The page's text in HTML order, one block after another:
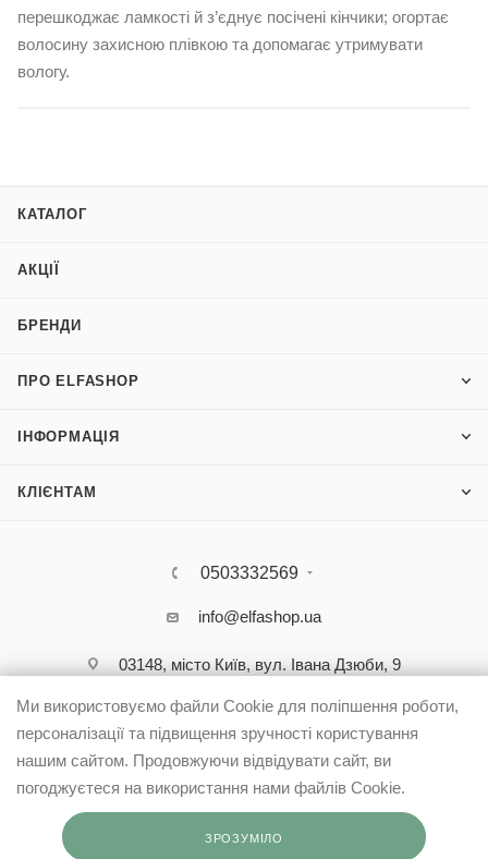
перешкоджає ламкості й з’єднує посічені кінчики; огортає
волосину захисною плівкою та допомагає утримувати
вологу.
КАТАЛОГ
АКЦІЇ
БРЕНДИ
ПРО ELFASHOP
ІНФОРМАЦІЯ
КЛІЄНТАМ
0503332569
info@elfashop.ua
03148, місто Київ, вул. Івана Дзюби, 9
Ми використовуємо файли Cookie для поліпшення роботи,
персоналізації та підвищення зручності користування
нашим сайтом. Продовжуючи відвідувати сайт, ви
погоджуєтеся на використання нами файлів Cookie.
ЗРОЗУМІЛО